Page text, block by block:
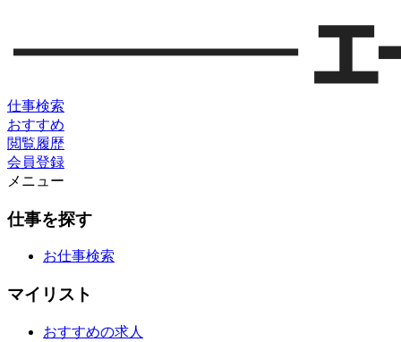
仕事検索
おすすめ
閲覧履歴
会員登録
メニュー
仕事を探す
お仕事検索
マイリスト
おすすめの求人